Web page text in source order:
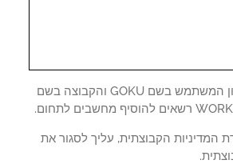
בדוגמה שלנו, חשבון המשתמש בשם GOKU והקבוצה בשם
הקבוצתית, עליך לסגור את